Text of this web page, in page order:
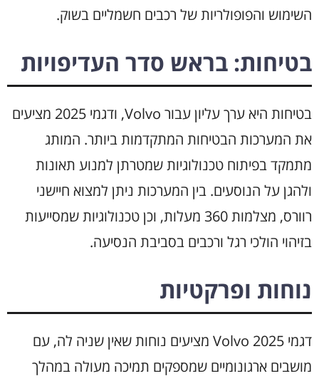
השימוש והפופולריות של רכבים חשמליים בשוק.
בטיחות: בראש סדר העדיפויות
בטיחות היא ערך עליון עבור Volvo, ודגמי 2025 מציעים
את המערכות הבטיחות המתקדמות ביותר. המותג
מתמקד בפיתוח טכנולוגיות שמטרתן למנוע תאונות
ולהגן על הנוסעים. בין המערכות ניתן למצוא חיישני
רוורס, מצלמות 360 מעלות, וכן טכנולוגיות שמסייעות
בזיהוי הולכי רגל ורכבים בסביבת הנסיעה.
נוחות ופרקטיות
דגמי Volvo 2025 מציעים נוחות שאין שניה לה, עם
מושבים ארגונומיים שמספקים תמיכה מעולה במהלך